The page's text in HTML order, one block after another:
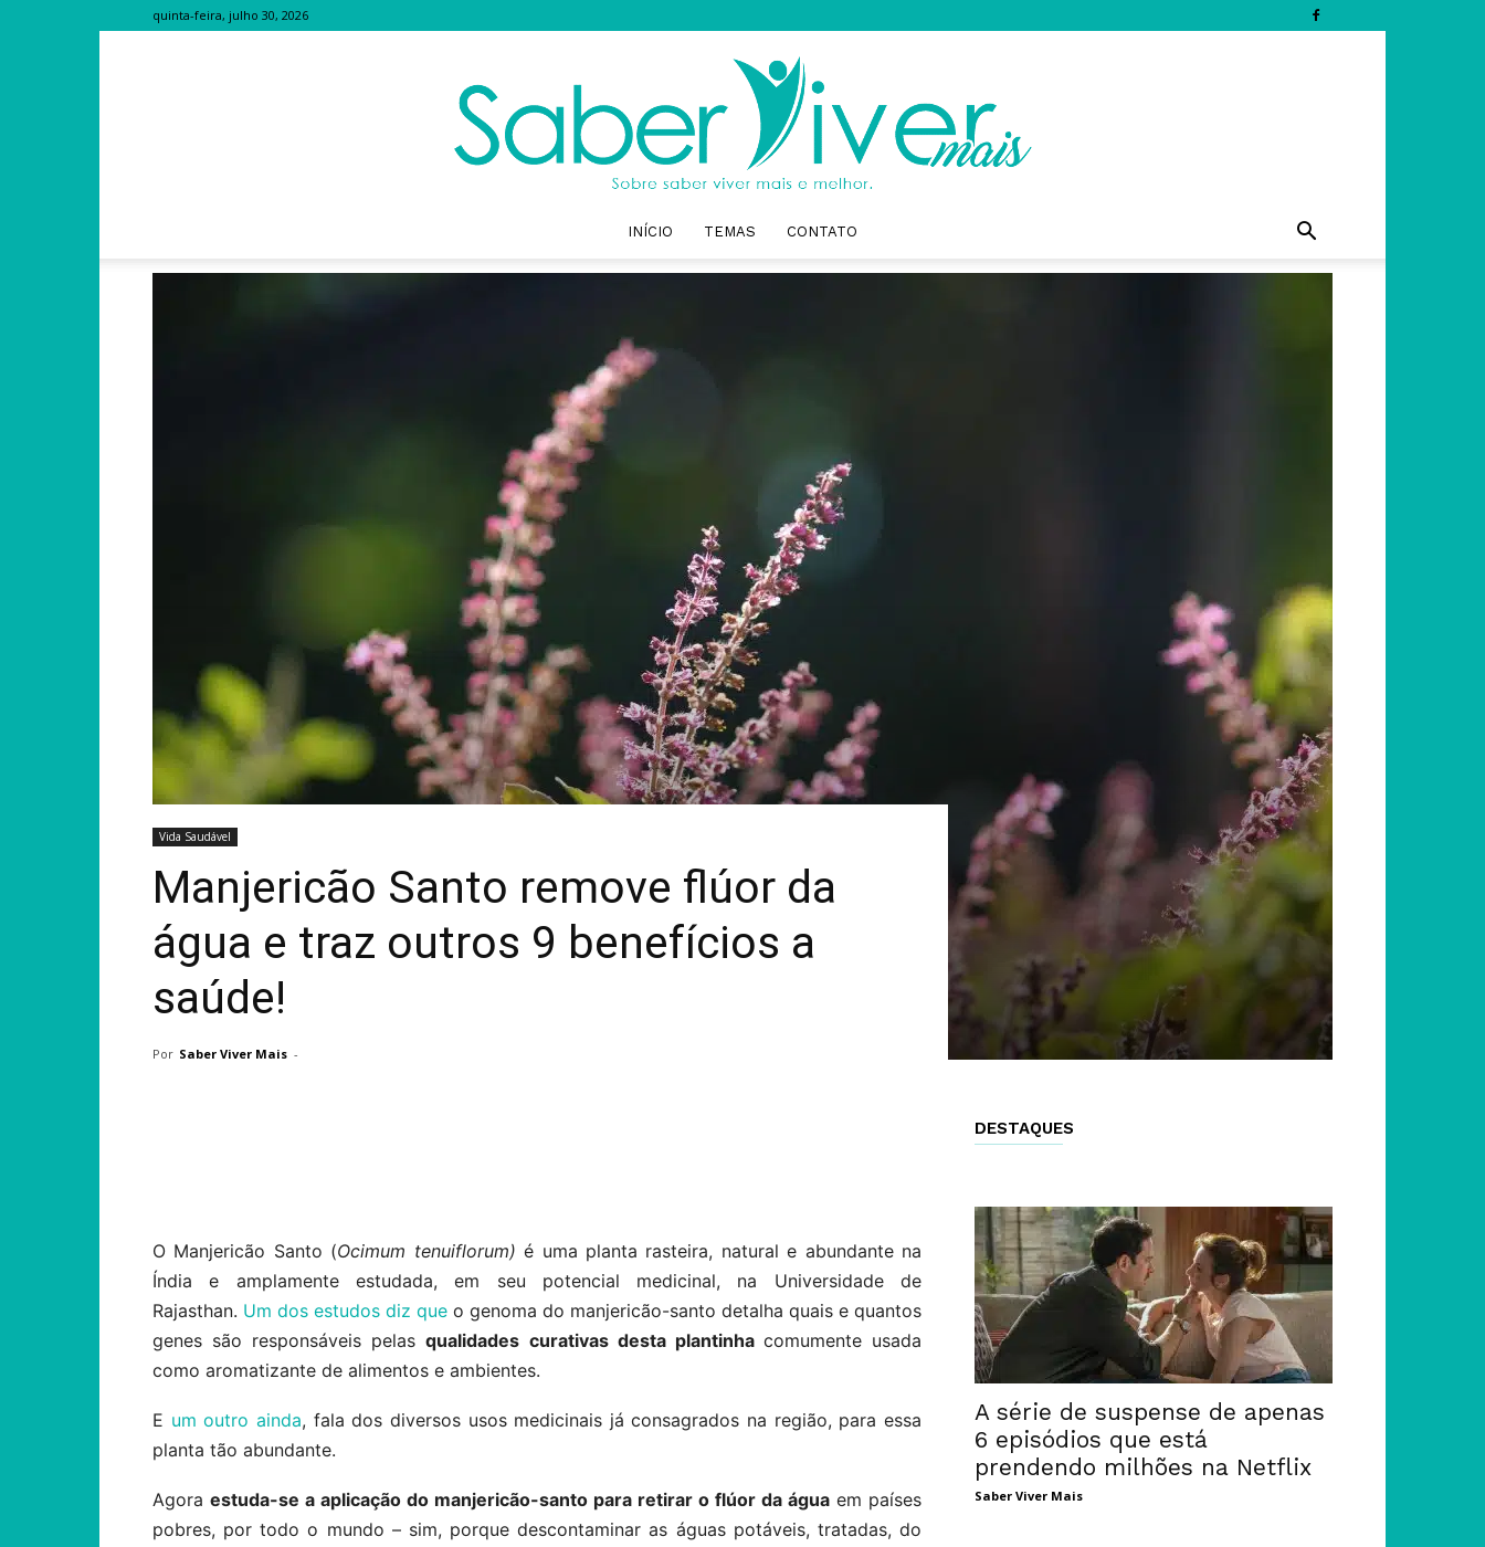
quinta-feira, julho 30, 2026
Saber
Mais
INÍCIO TEMAS CONTATO
Vida Saudável
Manjericão Santo remove flúor da
água e traz outros 9 benefícios a
saúde!
Por Saber Viver Mais -
O Manjericão Santo (Ocimum tenuiflorum) é uma planta rasteira, natural e abundante na
Índia e amplamente estudada, em seu potencial medicinal, na Universidade de
Rajasthan. Um dos estudos diz que o genoma do manjericão-santo detalha quais e quantos
genes são responsáveis pelasqualidades curativas desta plantinha comumente usada
como aromatizante de alimentos e ambientes.
E um outro ainda, fala dos diversos usos medicinais já consagrados na região, para essa
planta tão abundante.
Agora estuda-se a aplicação do manjericão-santo para retirar o flúor da água em países
pobres, por todo o mundo – sim, porque descontaminar as águas potáveis, tratadas, do
DESTAQUES
A série de suspense de apenas
6 episódios que está
prendendo milhões na Netflix
Saber Viver Mais